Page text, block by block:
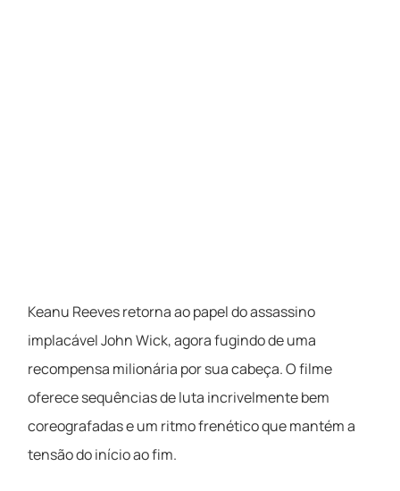
Keanu Reeves retorna ao papel do assassino
implacável John Wick, agora fugindo de uma
recompensa milionária por sua cabeça. O filme
oferece sequências de luta incrivelmente bem
coreografadas e um ritmo frenético que mantém a
tensão do início ao fim.